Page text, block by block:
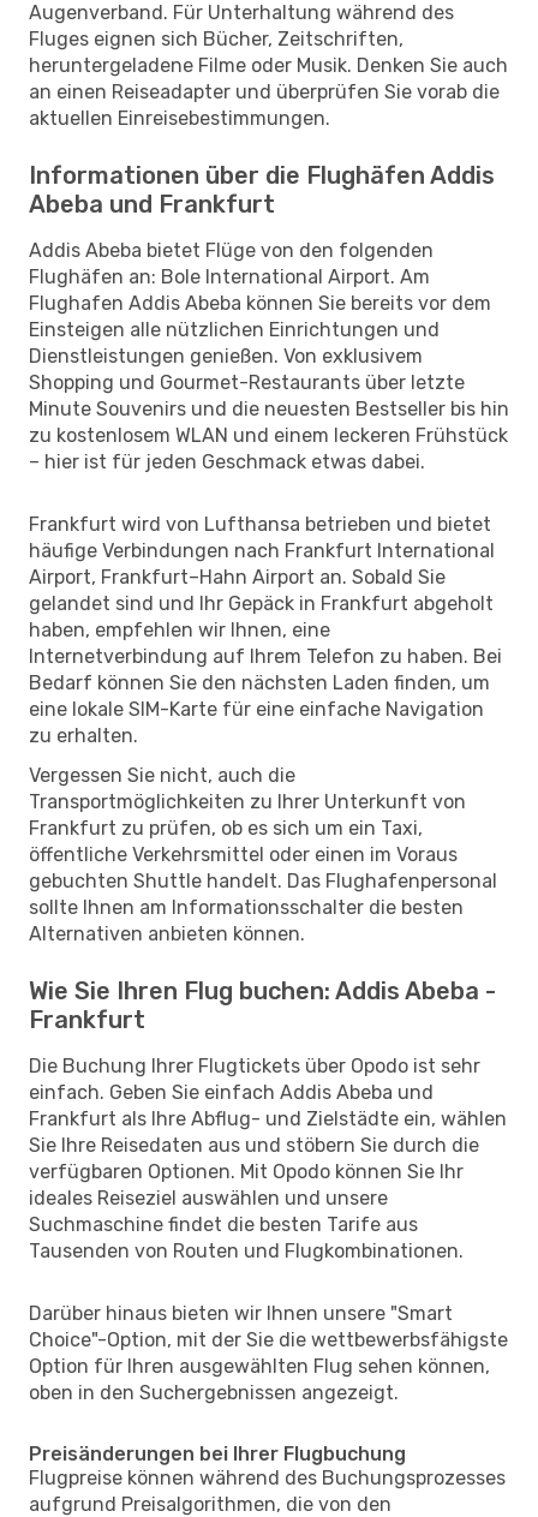
Augenverband. Für Unterhaltung während des
Fluges eignen sich Bücher, Zeitschriften,
heruntergeladene Filme oder Musik. Denken Sie auch
an einen Reiseadapter und überprüfen Sie vorab die
aktuellen Einreisebestimmungen.
Informationen über die Flughäfen Addis
Abeba und Frankfurt
Addis Abeba bietet Flüge von den folgenden
Flughäfen an: Bole International Airport. Am
Flughafen Addis Abeba können Sie bereits vor dem
Einsteigen alle nützlichen Einrichtungen und
Dienstleistungen genießen. Von exklusivem
Shopping und Gourmet-Restaurants über letzte
Minute Souvenirs und die neuesten Bestseller bis hin
zu kostenlosem WLAN und einem leckeren Frühstück
– hier ist für jeden Geschmack etwas dabei.
Frankfurt wird von Lufthansa betrieben und bietet
häufige Verbindungen nach Frankfurt International
Airport, Frankfurt–Hahn Airport an. Sobald Sie
gelandet sind und Ihr Gepäck in Frankfurt abgeholt
haben, empfehlen wir Ihnen, eine
Internetverbindung auf Ihrem Telefon zu haben. Bei
Bedarf können Sie den nächsten Laden finden, um
eine lokale SIM-Karte für eine einfache Navigation
zu erhalten.
Vergessen Sie nicht, auch die
Transportmöglichkeiten zu Ihrer Unterkunft von
Frankfurt zu prüfen, ob es sich um ein Taxi,
öffentliche Verkehrsmittel oder einen im Voraus
gebuchten Shuttle handelt. Das Flughafenpersonal
sollte Ihnen am Informationsschalter die besten
Alternativen anbieten können.
Wie Sie Ihren Flug buchen: Addis Abeba -
Frankfurt
Die Buchung Ihrer Flugtickets über Opodo ist sehr
einfach. Geben Sie einfach Addis Abeba und
Frankfurt als Ihre Abflug- und Zielstädte ein, wählen
Sie Ihre Reisedaten aus und stöbern Sie durch die
verfügbaren Optionen. Mit Opodo können Sie Ihr
ideales Reiseziel auswählen und unsere
Suchmaschine findet die besten Tarife aus
Tausenden von Routen und Flugkombinationen.
Darüber hinaus bieten wir Ihnen unsere "Smart
Choice"-Option, mit der Sie die wettbewerbsfähigste
Option für Ihren ausgewählten Flug sehen können,
oben in den Suchergebnissen angezeigt.
Preisänderungen bei Ihrer Flugbuchung
Flugpreise können während des Buchungsprozesses
aufgrund Preisalgorithmen, die von den